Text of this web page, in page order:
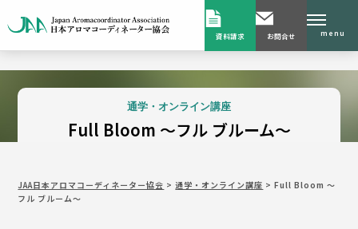
資料請求 お問合せ menu
通学・オンライン講座
Full Bloom ～フル ブルーム～
JAA日本アロマコーディネーター協会 >通学・オンライン講座 >Full Bloom ～
フル ブルーム～